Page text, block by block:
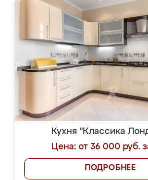
Кухня "Классика
Цена: от 36 000 руб.
ПОДРОБНЕЕ